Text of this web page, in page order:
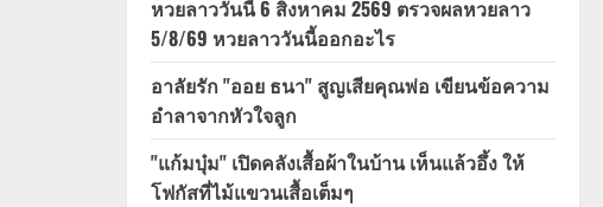
หวยลาววันนี้ 6 สิงหาคม 2569 ตรวจผลหวยลาว
5/8/69 หวยลาววันนี้ออกอะไร
อาลัยรัก "ออย ธนา" สูญเสียคุณพ่อ เขียนข้อความ
อำลาจากหัวใจลูก
"แก้มบุ๋ม" เปิดคลังเสื้อผ้าในบ้าน เห็นแล้วอึ้ง ให้
โฟกัสที่ไม้แขวนเสื้อเต็มๆ